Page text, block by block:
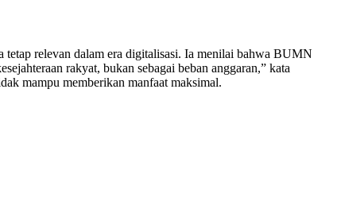
tetap relevan dalam era digitalisasi. Ia menilai bahwa BUMN
rakyat, bukan sebagai beban anggaran,” kata
mampu memberikan manfaat maksimal.